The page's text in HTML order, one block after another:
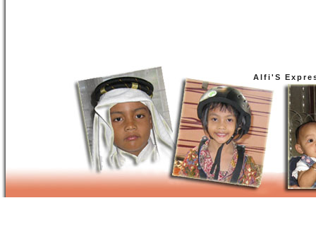
Alfi'S